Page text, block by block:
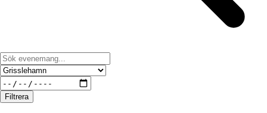
Filtrera